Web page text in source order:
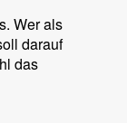
Wer als
darauf
das